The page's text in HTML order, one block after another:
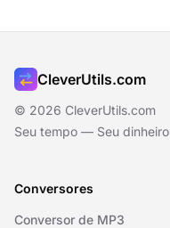
CleverUtils.com
© 2026 CleverUtils.com
Seu tempo — Seu dinheiro
Conversores
Conversor de MP3